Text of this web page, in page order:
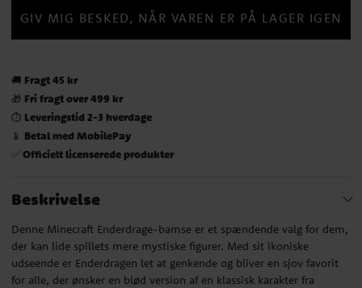
GIV MIG BESKED, NÅR VAREN ER PÅ LAGER IGEN
🚚 Fragt 45 kr
🎁 Fri fragt over 499 kr
⏱️ Leveringstid 2-3 hverdage
📱 Betal med MobilePay
✅ Officielt licenserede produkter
Beskrivelse
Denne Minecraft Enderdrage-bamse er et spændende valg for dem,
der kan lide spillets mere mystiske figurer. Med sit ikoniske
udseende er Enderdragen let at genkende og bliver en sjov favorit
for alle, der ønsker en blød version af en klassisk karakter fra